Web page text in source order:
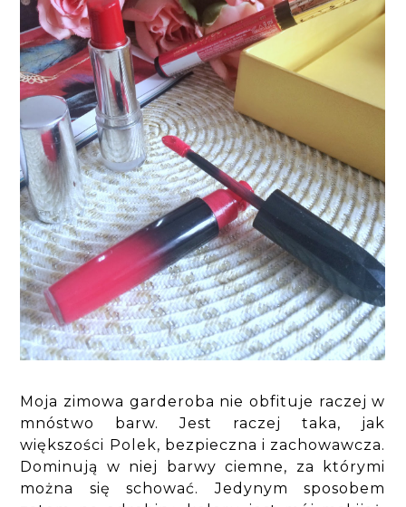
Moja zimowa garderoba nie obfituje raczej w
mnóstwo barw. Jest raczej taka, jak
większości Polek, bezpieczna i zachowawcza.
Dominują w niej barwy ciemne, za którymi
można się schować. Jedynym sposobem